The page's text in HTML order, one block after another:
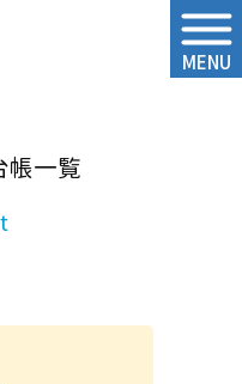
MENU
帳一覧